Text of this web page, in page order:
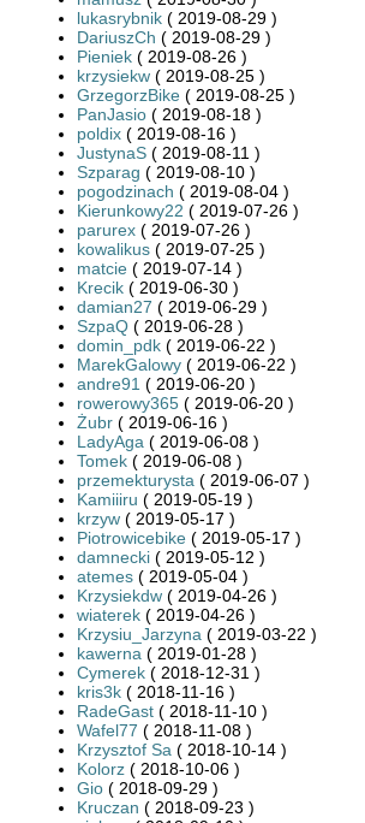
lukasrybnik ( 2019-08-29 )
DariuszCh ( 2019-08-29 )
Pieniek ( 2019-08-26 )
krzysiekw ( 2019-08-25 )
GrzegorzBike ( 2019-08-25 )
PanJasio ( 2019-08-18 )
poldix ( 2019-08-16 )
JustynaS ( 2019-08-11 )
Szparag ( 2019-08-10 )
pogodzinach ( 2019-08-04 )
Kierunkowy22 ( 2019-07-26 )
parurex ( 2019-07-26 )
kowalikus ( 2019-07-25 )
matcie ( 2019-07-14 )
Krecik ( 2019-06-30 )
damian27 ( 2019-06-29 )
SzpaQ ( 2019-06-28 )
domin_pdk ( 2019-06-22 )
MarekGalowy ( 2019-06-22 )
andre91 ( 2019-06-20 )
rowerowy365 ( 2019-06-20 )
Żubr ( 2019-06-16 )
LadyAga ( 2019-06-08 )
Tomek ( 2019-06-08 )
przemekturysta ( 2019-06-07 )
Kamiiiru ( 2019-05-19 )
krzyw ( 2019-05-17 )
Piotrowicebike ( 2019-05-17 )
damnecki ( 2019-05-12 )
atemes ( 2019-05-04 )
Krzysiekdw ( 2019-04-26 )
wiaterek ( 2019-04-26 )
Krzysiu_Jarzyna ( 2019-03-22 )
kawerna ( 2019-01-28 )
Cymerek ( 2018-12-31 )
kris3k ( 2018-11-16 )
RadeGast ( 2018-11-10 )
Wafel77 ( 2018-11-08 )
Krzysztof Sa ( 2018-10-14 )
Kolorz ( 2018-10-06 )
Gio ( 2018-09-29 )
Kruczan ( 2018-09-23 )